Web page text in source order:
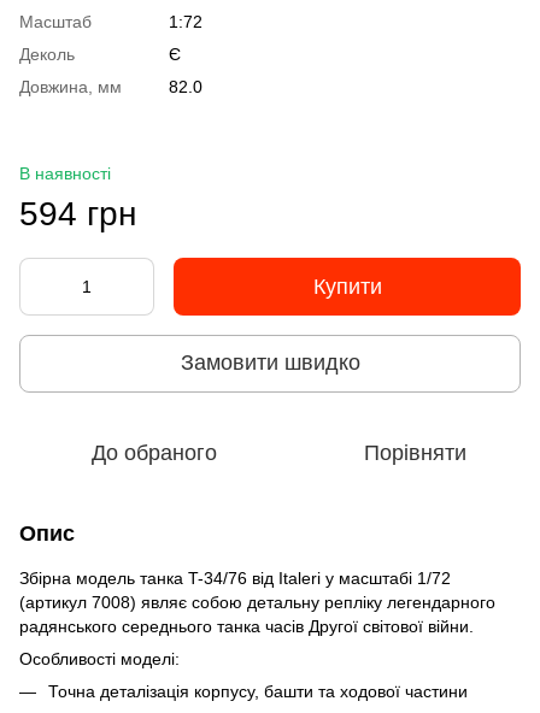
Масштаб
1:72
Деколь
Є
Довжина, мм
82.0
В наявності
594 грн
Купити
Замовити швидко
До обраного Порівняти
Опис
Збірна модель танка T-34/76 від Italeri у масштабі 1/72
(артикул 7008) являє собою детальну репліку легендарного
радянського середнього танка часів Другої світової війни.
Особливості моделі:
Точна деталізація корпусу, башти та ходової частини